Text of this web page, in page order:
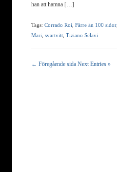
han att hamna […]
Tags: Corrado Roi Färre än 100 sidor
Mari svartvitt Tiziano Sclavi
← Föregående sida Next Entries »